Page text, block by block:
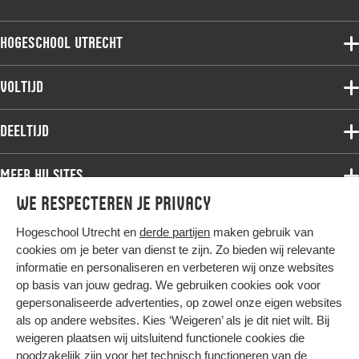
We respecteren je privacy
Hogeschool Utrecht en derde partijen maken gebruik van
cookies om je beter van dienst te zijn. Zo bieden wij relevante
informatie en personaliseren en verbeteren wij onze websites
op basis van jouw gedrag. We gebruiken cookies ook voor
gepersonaliseerde advertenties, op zowel onze eigen websites
als op andere websites. Kies ‘Weigeren’ als je dit niet wilt. Bij
weigeren plaatsen wij uitsluitend functionele cookies die
noodzakelijk zijn voor het technisch functioneren van de
Hogeschool Utrecht
Voltijdopleidingen
Deeltijdopleidingen
Onderzoek
Werken bij de HU
Contact
Voltijd
Associate degree
Bachelor
Master
Studiekeuze voltijd
Deeltijd
Associate degree
Bachelor
Master
Post-master
Studiekeuze deeltijd
Meer HU sites
HU International
HU Bibliotheek
HU Ontwikkelt
Duurzame HU
Intranet
Trajectum
Hier komt alles samen
Colofon
Privacy